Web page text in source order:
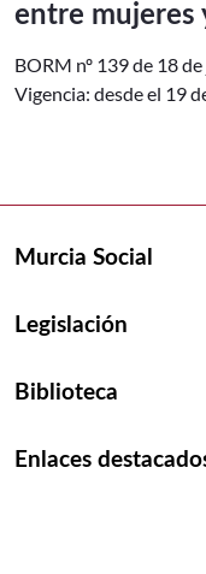
entre mujeres
BORM nº 139 de 18
Vigencia: desde el 19
Murcia Social
Legislación
Biblioteca
Enlaces